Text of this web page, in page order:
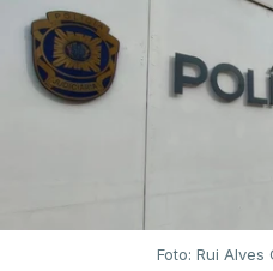
Foto: Rui Alves